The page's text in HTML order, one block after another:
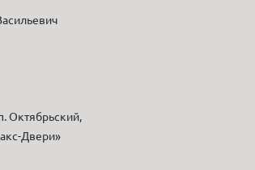
Октябрьский,
Двери»